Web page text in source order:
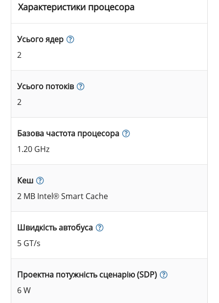
Характеристики процесора
Усього ядер
2
Усього потоків
2
Базова частота процесора
1.20 GHz
Кеш
2 MB Intel® Smart Cache
Швидкість автобуса
5 GT/s
Проектна потужність сценарію (SDP)
6 W